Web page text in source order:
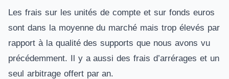
Les frais sur les unités de compte et sur fonds euros
sont dans la moyenne du marché mais trop élevés par
rapport à la qualité des supports que nous avons vu
précédemment. Il y a aussi des frais d’arrérages et un
seul arbitrage offert par an.